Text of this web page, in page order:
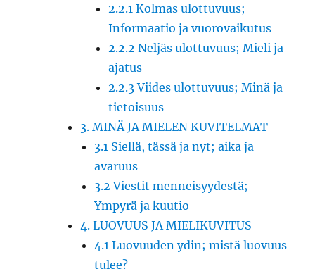
2.2.1 Kolmas ulottuvuus;
Informaatio ja vuorovaikutus
2.2.2 Neljäs ulottuvuus; Mieli ja
ajatus
2.2.3 Viides ulottuvuus; Minä ja
tietoisuus
3. MINÄ JA MIELEN KUVITELMAT
3.1 Siellä, tässä ja nyt; aika ja
avaruus
3.2 Viestit menneisyydestä;
Ympyrä ja kuutio
4. LUOVUUS JA MIELIKUVITUS
4.1 Luovuuden ydin; mistä luovuus
tulee?